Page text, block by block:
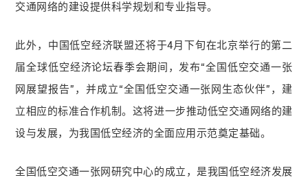
交通网络的建设提供科学规划和专业指导。
此外，中国低空经济联盟还将于4月下旬在北京举行的第二
届全球低空经济论坛春季会期间，发布“全国低空交通一张
网展望报告”，并成立“全国低空交通一张网生态伙伴”，建
立相应的标准合作机制。这将进一步推动低空交通网络的建
设与发展，为我国低空经济的全面应用示范奠定基础。
全国低空交通一张网研究中心的成立，是我国低空经济发展